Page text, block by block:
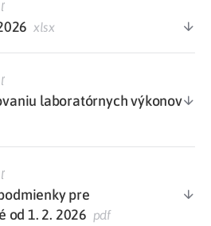
xlsx
laboratórnych výkonov
pre
od 1. 2. 2026 pdf